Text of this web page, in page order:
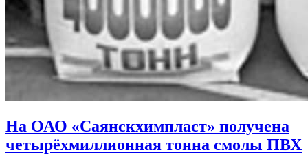
На ОАО «Саянскхимпласт» получена
четырёхмиллионная тонна смолы ПВХ